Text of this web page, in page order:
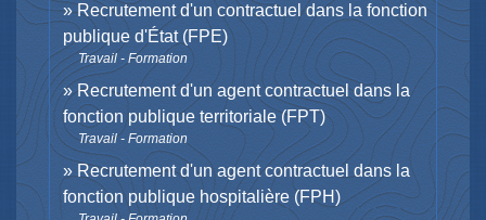
Recrutement d'un contractuel dans la fonction
publique d'État (FPE)
Travail - Formation
Recrutement d'un agent contractuel dans la
fonction publique territoriale (FPT)
Travail - Formation
Recrutement d'un agent contractuel dans la
fonction publique hospitalière (FPH)